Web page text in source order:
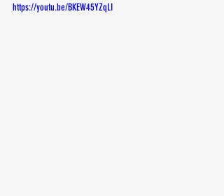
https://youtu.be/BKEW45YZqLI